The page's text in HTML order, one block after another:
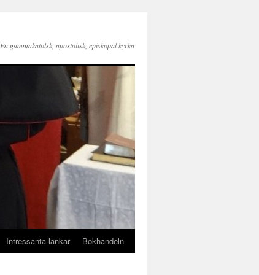
En gammakatolsk, apostolisk, episkopal kyrka
Intressanta länkar Bokhandeln